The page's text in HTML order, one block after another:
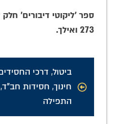
ספר 'ליקוטי דיבורים'
273 ואילך.
ביטול, דרכי
חינוך, חסידות חב"ד,
התפילה